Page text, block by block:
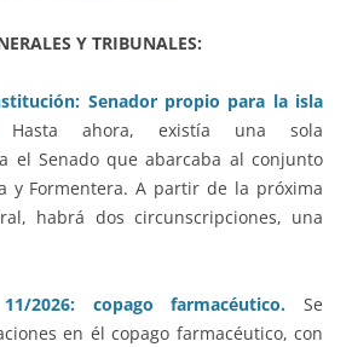
Y TRIBUNALES:
Senador propio para la isla
Hasta ahora, existía una sola
el Senado que abarcaba al conjunto
y Formentera. A partir de la próxima
habrá dos circunscripciones, una
2026: copago farmacéutico. Se
en él copago farmacéutico, con